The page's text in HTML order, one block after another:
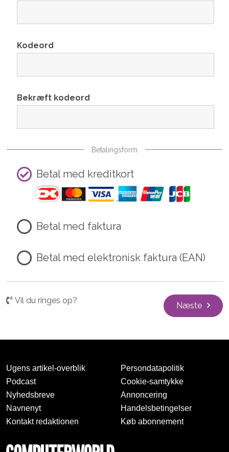
Kodeord
Bekræft kodeord
Betalingsform
Betal med kreditkort
Betal med faktura
Betal med elektronisk faktura (EAN)
Vil du ringes op?
Næste
Ugens artikel-overblik
Podcast
Nyhedsbreve
Navnenyt
Kontakt redaktionen
Persondatapolitik
Cookie-samtykke
Annoncering
Handelsbetingelser
Køb abonnement